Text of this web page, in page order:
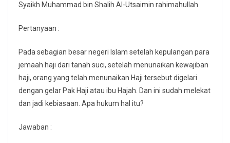
Syaikh Muhammad bin Shalih Al-Utsaimin rahimahullah
Pertanyaan :
Pada sebagian besar negeri Islam setelah kepulangan para
jemaah haji dari tanah suci, setelah menunaikan kewajiban
haji, orang yang telah menunaikan Haji tersebut digelari
dengan gelar Pak Haji atau ibu Hajah. Dan ini sudah melekat
dan jadi kebiasaan. Apa hukum hal itu?
Jawaban :